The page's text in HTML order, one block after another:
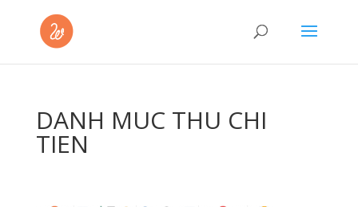
DANH MUC THU CHI
TIEN